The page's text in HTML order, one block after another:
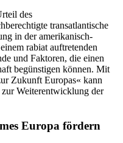
des
transatlantische
in der amerikanisch-
rabiat auftretenden
und Faktoren, die einen
begünstigen können. Mit
Zukunft Europas« kann
Weiterentwicklung der
Europa fördern